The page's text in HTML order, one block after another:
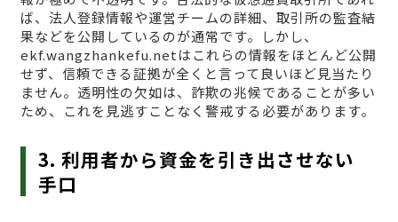
ば、法人登録情報や運営チームの詳細、取引所の監査結
果などを公開しているのが通常です。しかし、
ekf.wangzhankefu.netはこれらの情報をほとんど公開
せず、信頼できる証拠が全くと言って良いほど見当たり
ません。透明性の欠如は、詐欺の兆候であることが多い
ため、これを見逃すことなく警戒する必要があります。
3. 利用者から資金を引き出させない
手口